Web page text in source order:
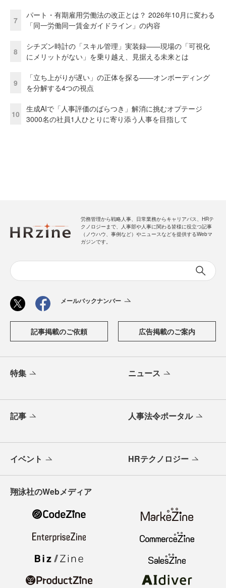
7
パート・有期雇用労働法の改正とは？ 2026年10月に変わる
「同一労働同一賃金ガイドライン」の内容
8
シチズン時計の「スキル管理」実装録——現場の「可視化
にメリットがない」を乗り越え、見据える未来とは
9
「立ち上がりが遅い」の正体を探る——オンボーディング
を分解する4つの視点
10
生成AIで「人事評価のばらつき」解消に挑むオプテージ
3000名の社員1人ひとりに寄り添う人事を目指して
労務管理から戦略人事、日常業務からキャリアパス、HRテ
クノロジーまで、人事部や人事に関わる皆様に役立つ記事
（ノウハウ、事例など）やニュースなどを提供するWebマ
ガジンです。
メールバックナンバー
記事掲載のご依頼 広告掲載のご案内
特集 ニュース
記事 人事法令ポータル
イベント HRテクノロジー
翔泳社のWebメディア